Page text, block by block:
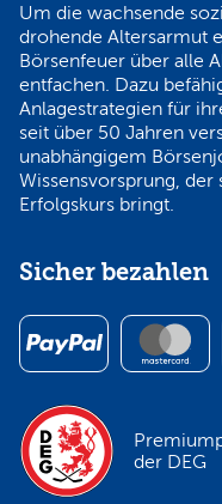
Um die wachsende
drohende Altersarmut
Börsenfeuer über alle
entfachen. Dazu
Anlagestrategien für
seit über 50 Jahren
unabhängigem
Wissensvorsprung,
Erfolgskurs bringt.
Sicher bezahlen
der DEG